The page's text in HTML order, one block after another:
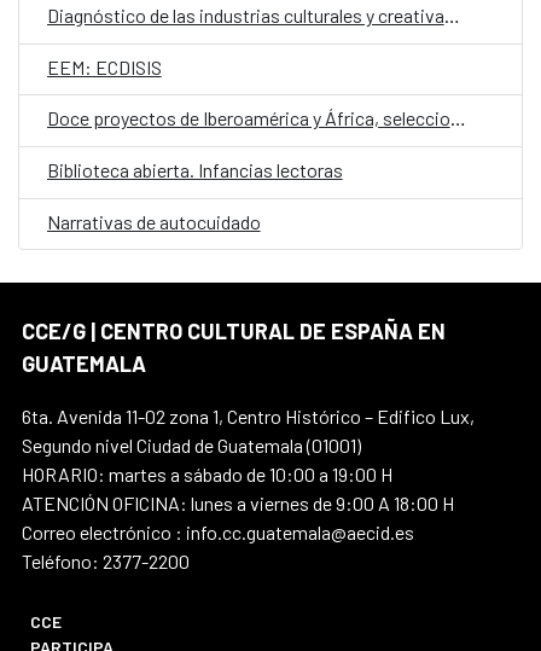
Diagnóstico de las industrias culturales y creativas en Guatemala
EEM: ECDISIS
Doce proyectos de Iberoamérica y África, seleccionados en la convocatoria E·CO/26: Sobre el tiempo
Biblioteca abierta. Infancias lectoras
Narrativas de autocuidado
CCE/G | CENTRO CULTURAL DE ESPAÑA EN
GUATEMALA
6ta. Avenida 11-02 zona 1, Centro Histórico – Edifico Lux,
Segundo nivel Ciudad de Guatemala (01001)
HORARIO: martes a sábado de 10:00 a 19:00 H
ATENCIÓN OFICINA: lunes a viernes de 9:00 A 18:00 H
Correo electrónico : info.cc.guatemala@aecid.es
Teléfono: 2377-2200
CCE